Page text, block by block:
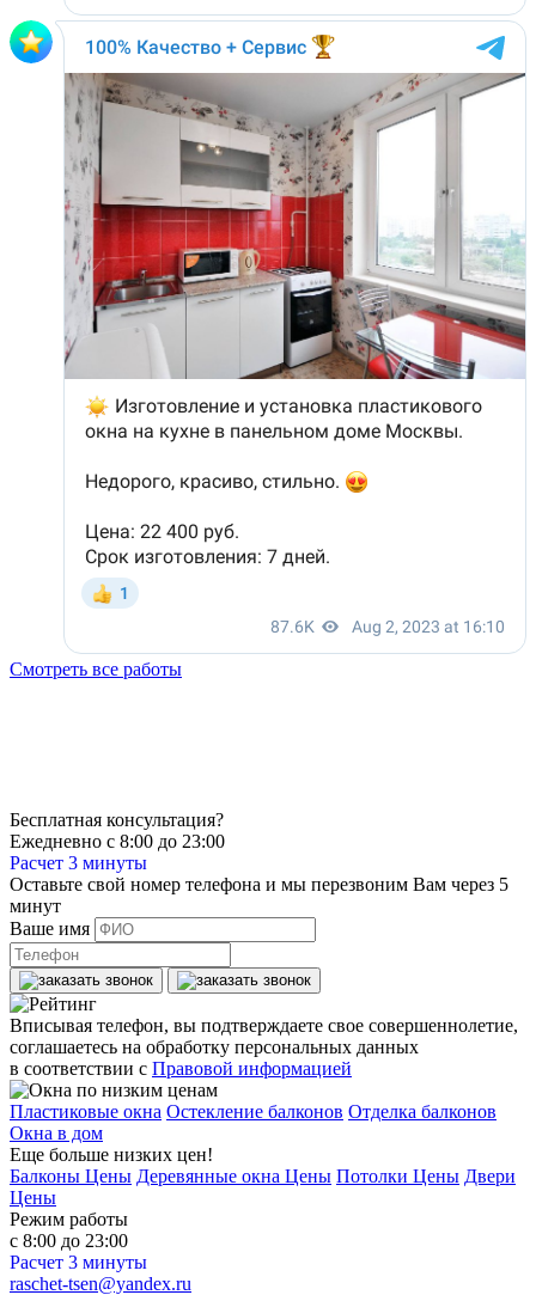
Смотреть все работы
Бесплатная консультация?
Ежедневно с 8:00 до 23:00
Расчет 3 минуты
Оставьте свой номер телефона и мы перезвоним Вам через 5
минут
Ваше имя
Вписывая телефон, вы подтверждаете свое совершеннолетие,
соглашаетесь на обработку персональных данных
в соответствии с Правовой информацией
Пластиковые окна Остекление балконов Отделка балконов
Окна в дом
Еще больше низких цен!
Балконы Цены Деревянные окна Цены Потолки Цены Двери
Цены
Режим работы
с 8:00 до 23:00
Расчет 3 минуты
raschet-tsen@yandex.ru